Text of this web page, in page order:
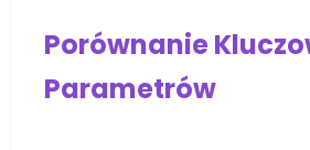
Porównanie
Parametrów